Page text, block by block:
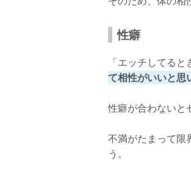
性癖
「エッチしてる
て相性がいいと思
性癖が合わないと
不満がたまって限
う。